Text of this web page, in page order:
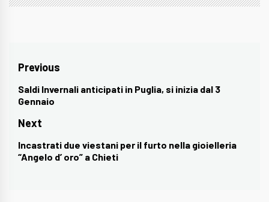
Navigazione
articoli
Previous
Previous
post:
Saldi Invernali anticipati in Puglia, si inizia dal 3
Gennaio
Next
Next
post:
Incastrati due viestani per il furto nella gioielleria
“Angelo d’ oro” a Chieti